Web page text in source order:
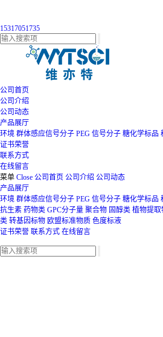
15317051735
公司首页
公司介绍
公司动态
产品展厅
环境 群体感应信号分子 PEG 信号分子 糖化学标品
证书荣誉
联系方式
在线留言
菜单 Close 公司首页 公司介绍 公司动态
产品展厅
环境 群体感应信号分子 PEG 信号分子 糖化学标品
抗生素 药物类 GPC分子量 聚合物 固醇类 植物提取
类 转基因标物 欧盟标准物质 色度标液
证书荣誉 联系方式 在线留言